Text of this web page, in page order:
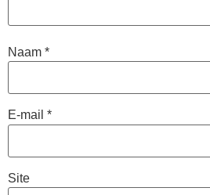
Naam *
E-mail *
Site